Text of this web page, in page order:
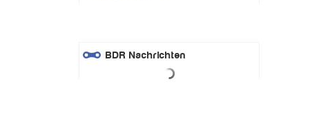
BDR Nachrichten